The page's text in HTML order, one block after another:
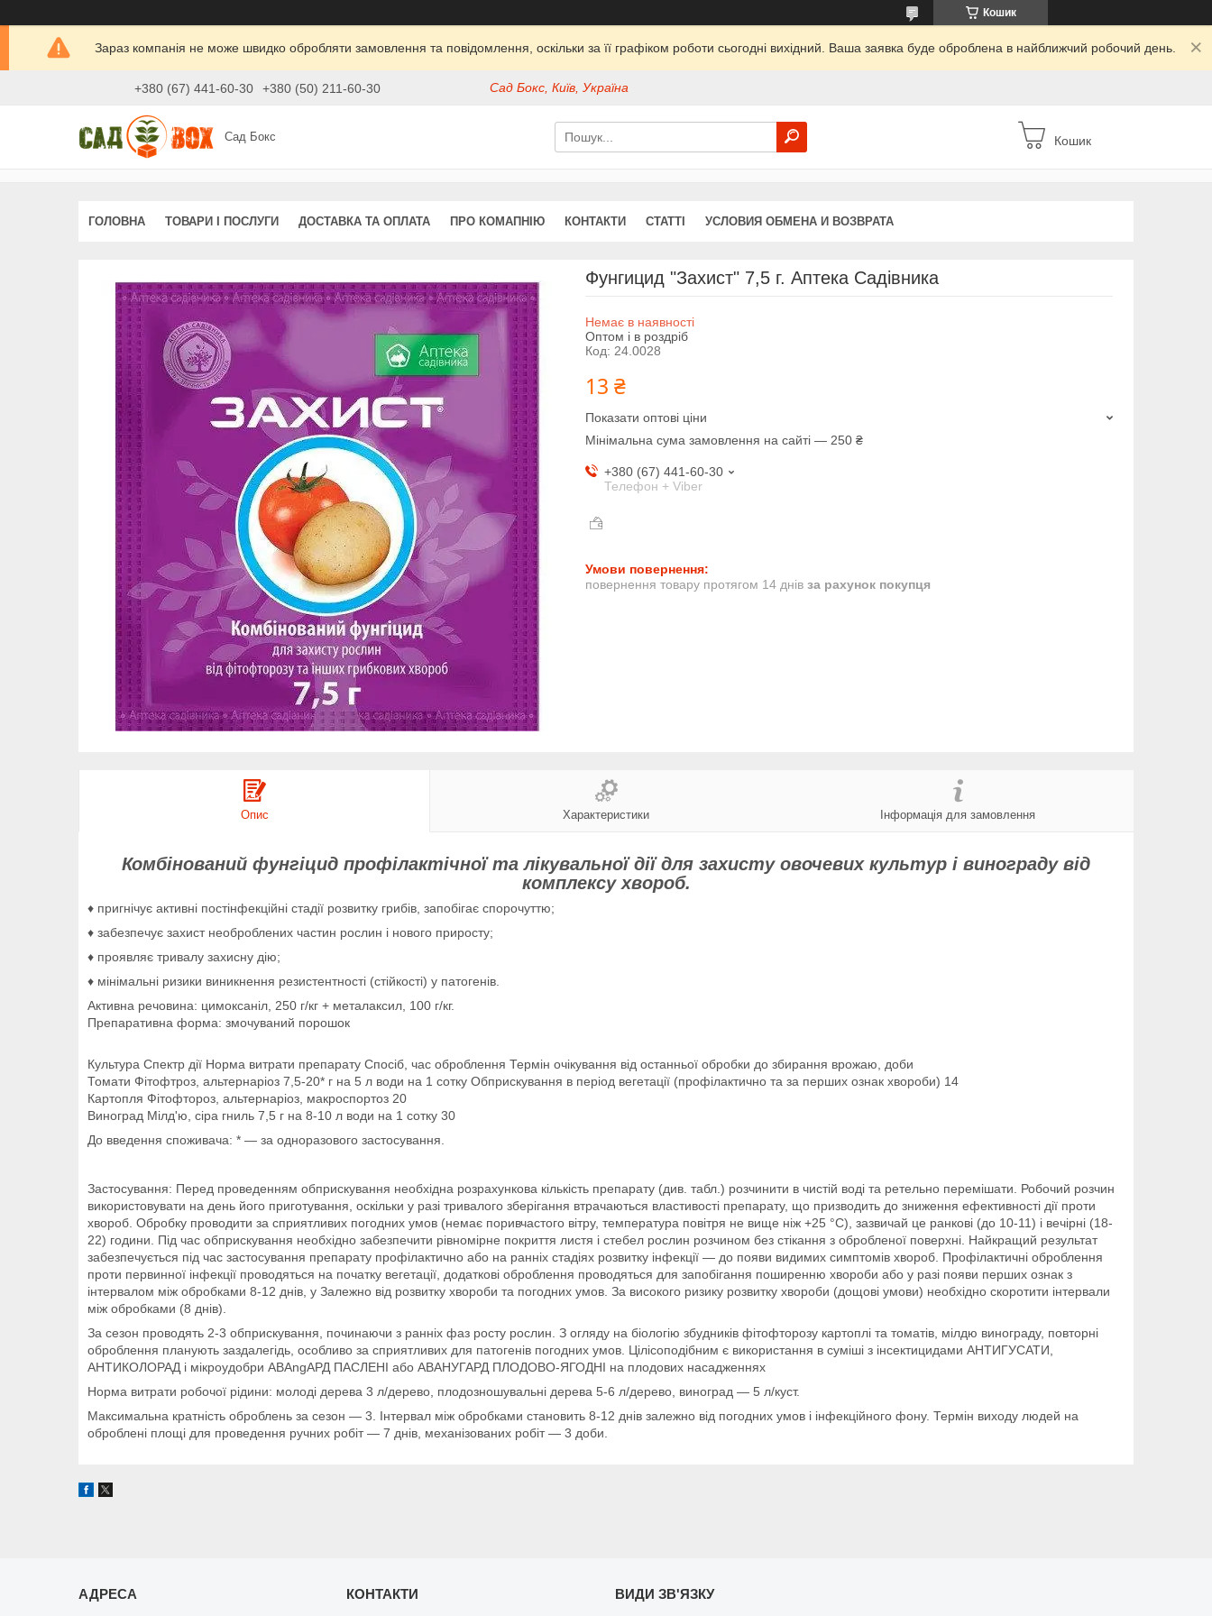
Кошик
Зараз компанія не може швидко обробляти замовлення та повідомлення, оскільки за її графіком роботи сьогодні вихідний. Ваша заявка буде оброблена в найближчий робочий день.
+380 (67) 441-60-30 +380 (50) 211-60-30 Сад Бокс, Київ, Україна
Сад Бокс Кошик
ГОЛОВНА ТОВАРИ І ПОСЛУГИ ДОСТАВКА ТА ОПЛАТА ПРО КОМАПНІЮ КОНТАКТИ СТАТТІ УСЛОВИЯ ОБМЕНА И ВОЗВРАТА
Фунгицид "Захист" 7,5 г. Аптека Садівника
Немає в наявності
Оптом і в роздріб
Код: 24.0028
13 ₴
Показати оптові ціни
Мінімальна сума замовлення на сайті — 250 ₴
+380 (67) 441-60-30
Телефон + Viber
повернення товару протягом 14 днів за рахунок покупця
Опис Характеристики Інформація для замовлення
Комбінований фунгіцид профілактічної та лікувальної дії для захисту овочевих культур і винограду від
комплексу хвороб.
♦ пригнічує активні постінфекційні стадії розвитку грибів, запобігає спорочуттю;
♦ забезпечує захист необроблених частин рослин і нового приросту;
♦ проявляє тривалу захисну дію;
♦ мінімальні ризики виникнення резистентності (стійкості) у патогенів.
Активна речовина: цимоксаніл, 250 г/кг + металаксил, 100 г/кг.
Препаративна форма: змочуваний порошок
Культура Спектр дії Норма витрати препарату Спосіб, час оброблення Термін очікування від останньої обробки до збирання врожаю, доби
Томати Фітофтроз, альтернаріоз 7,5-20* г на 5 л води на 1 сотку Обприскування в період вегетації (профілактично та за перших ознак хвороби) 14
Картопля Фітофтороз, альтернаріоз, макроспортоз 20
Виноград Мілд'ю, сіра гниль 7,5 г на 8-10 л води на 1 сотку 30
До введення споживача: * — за одноразового застосування.
Застосування: Перед проведенням обприскування необхідна розрахункова кількість препарату (див. табл.) розчинити в чистій воді та ретельно перемішати. Робочий розчин
використовувати на день його приготування, оскільки у разі тривалого зберігання втрачаються властивості препарату, що призводить до зниження ефективності дії проти
хвороб. Обробку проводити за сприятливих погодних умов (немає поривчастого вітру, температура повітря не вище ніж +25 °C), зазвичай це ранкові (до 10-11) і вечірні (18-
22) години. Під час обприскування необхідно забезпечити рівномірне покриття листя і стебел рослин розчином без стікання з обробленої поверхні. Найкращий результат
забезпечується під час застосування препарату профілактично або на ранніх стадіях розвитку інфекції — до появи видимих симптомів хвороб. Профілактичні оброблення
проти первинної інфекції проводяться на початку вегетації, додаткові оброблення проводяться для запобігання поширенню хвороби або у разі появи перших ознак з
інтервалом між обробками 8-12 днів, у Залежно від розвитку хвороби та погодних умов. За високого ризику розвитку хвороби (дощові умови) необхідно скоротити інтервали
між обробками (8 днів).
За сезон проводять 2-3 обприскування, починаючи з ранніх фаз росту рослин. З огляду на біологію збудників фітофторозу картоплі та томатів, мілдю винограду, повторні
оброблення планують заздалегідь, особливо за сприятливих для патогенів погодних умов. Цілісоподібним є використання в суміші з інсектицидами АНТИГУСАТИ,
АНТИКОЛОРАД і мікроудобри АВАngАРД ПАСЛЕНІ або АВАНУГАРД ПЛОДОВО-ЯГОДНІ на плодових насадженнях
Норма витрати робочої рідини: молоді дерева 3 л/дерево, плодозношувальні дерева 5-6 л/дерево, виноград — 5 л/куст.
Максимальна кратність оброблень за сезон — 3. Інтервал між обробками становить 8-12 днів залежно від погодних умов і інфекційного фону. Термін виходу людей на
оброблені площі для проведення ручних робіт — 7 днів, механізованих робіт — 3 доби.